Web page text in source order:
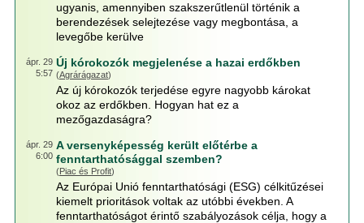
ugyanis, amennyiben szakszerűtlenül történik a
berendezések selejtezése vagy megbontása, a
levegőbe kerülve
ápr. 29
5:57
Új kórokozók megjelenése a hazai erdőkben
(Agrárágazat)
Az új kórokozók terjedése egyre nagyobb károkat
okoz az erdőkben. Hogyan hat ez a
mezőgazdaságra?
ápr. 29
6:00
A versenyképesség került előtérbe a
fenntarthatósággal szemben?
(Piac és Profit)
Az Európai Unió fenntarthatósági (ESG) célkitűzései
kiemelt prioritások voltak az utóbbi években. A
fenntarthatóságot érintő szabályozások célja, hogy a